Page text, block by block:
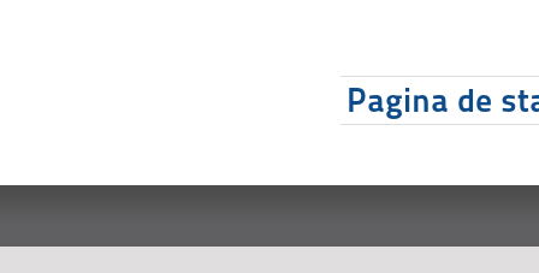
Pagina de